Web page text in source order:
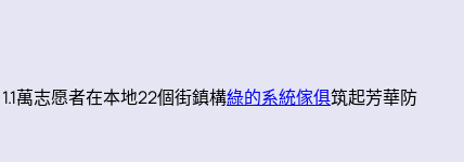
萬志愿者在本地22個街鎮構綠的系統傢俱筑起芳華防